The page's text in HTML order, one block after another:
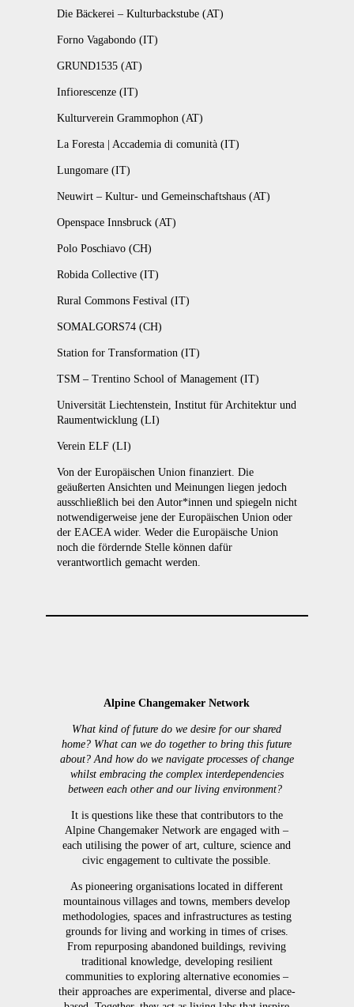
Die Bäckerei – Kulturbackstube (AT)
Forno Vagabondo (IT)
GRUND1535 (AT)
Infiorescenze (IT)
Kulturverein Grammophon (AT)
La Foresta | Accademia di comunità (IT)
Lungomare (IT)
Neuwirt – Kultur- und Gemeinschaftshaus (AT)
Openspace Innsbruck (AT)
Polo Poschiavo (CH)
Robida Collective (IT)
Rural Commons Festival (IT)
SOMALGORS74 (CH)
Station for Transformation (IT)
TSM – Trentino School of Management (IT)
Universität Liechtenstein, Institut für Architektur und
Raumentwicklung (LI)
Verein ELF (LI)
Von der Europäischen Union finanziert. Die
geäußerten Ansichten und Meinungen liegen jedoch
ausschließlich bei den Autor*innen und spiegeln nicht
notwendigerweise jene der Europäischen Union oder
der EACEA wider. Weder die Europäische Union
noch die fördernde Stelle können dafür
verantwortlich gemacht werden.
Alpine Changemaker Network
What kind of future do we desire for our shared
home? What can we do together to bring this future
about? And how do we navigate processes of change
whilst embracing the complex interdependencies
between each other and our living environment?
It is questions like these that contributors to the
Alpine Changemaker Network are engaged with –
each utilising the power of art, culture, science and
civic engagement to cultivate the possible.
As pioneering organisations located in different
mountainous villages and towns, members develop
methodologies, spaces and infrastructures as testing
grounds for living and working in times of crises.
From repurposing abandoned buildings, reviving
traditional knowledge, developing resilient
communities to exploring alternative economies –
their approaches are experimental, diverse and place-